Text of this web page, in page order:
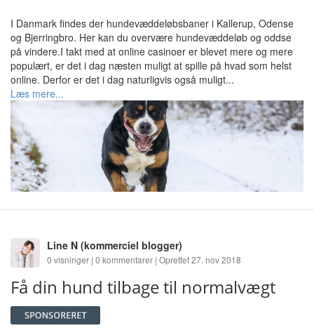
I Danmark findes der hundevæddeløbsbaner i Kallerup, Odense
og Bjerringbro. Her kan du overvære hundevæddeløb og oddse
på vindere.I takt med at online casinoer er blevet mere og mere
populært, er det i dag næsten muligt at spille på hvad som helst
online. Derfor er det i dag naturligvis også muligt...
Læs mere...
Line N (kommerciel blogger)
0 visninger | 0 kommentarer | Oprettet 27. nov 2018
Få din hund tilbage til normalvægt